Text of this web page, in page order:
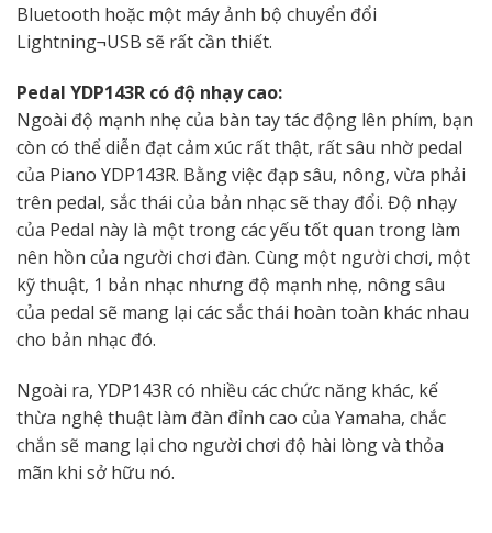
Bluetooth hoặc một máy ảnh bộ chuyển đổi
Lightning¬USB sẽ rất cần thiết.
Pedal YDP143R có độ nhạy cao:
Ngoài độ mạnh nhẹ của bàn tay tác động lên phím, bạn
còn có thể diễn đạt cảm xúc rất thật, rất sâu nhờ pedal
của Piano YDP143R. Bằng việc đạp sâu, nông, vừa phải
trên pedal, sắc thái của bản nhạc sẽ thay đổi. Độ nhạy
của Pedal này là một trong các yếu tốt quan trong làm
nên hồn của người chơi đàn. Cùng một người chơi, một
kỹ thuật, 1 bản nhạc nhưng độ mạnh nhẹ, nông sâu
của pedal sẽ mang lại các sắc thái hoàn toàn khác nhau
cho bản nhạc đó.
Ngoài ra, YDP143R có nhiều các chức năng khác, kế
thừa nghệ thuật làm đàn đỉnh cao của Yamaha, chắc
chắn sẽ mang lại cho người chơi độ hài lòng và thỏa
mãn khi sở hữu nó.